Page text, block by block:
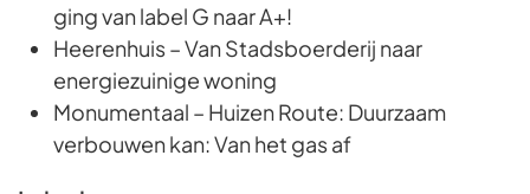
ging van label G naar A+!
Heerenhuis – Van Stadsboerderij naar
energiezuinige woning
Monumentaal – Huizen Route: Duurzaam
verbouwen kan: Van het gas af